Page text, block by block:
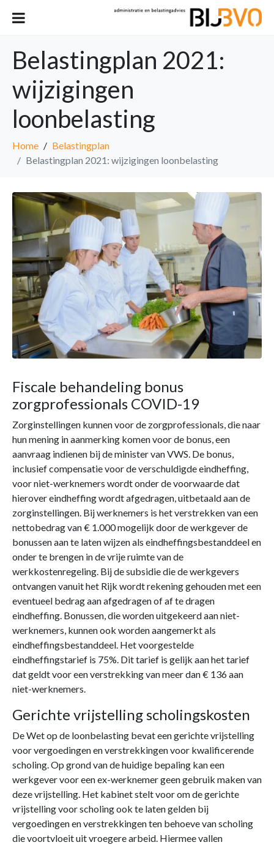
Belastingplan 2021:
wijzigingen
loonbelasting
Home
Belastingplan
Belastingplan 2021: wijzigingen loonbelasting
Fiscale behandeling bonus
zorgprofessionals COVID-19
Zorginstellingen kunnen voor de zorgprofessionals, die naar
hun mening in aanmerking komen voor de bonus, een
aanvraag indienen bij de minister van VWS. De bonus,
inclusief compensatie voor de verschuldigde eindheffing,
voor niet-werknemers wordt onder de voorwaarde dat
hierover eindheffing wordt afgedragen, uitbetaald aan de
zorginstellingen. Bij werknemers is het verstrekken van een
nettobedrag van € 1.000 mogelijk door de werkgever de
bonussen aan te laten wijzen als eindheffingsbestanddeel en
onder te brengen in de vrije ruimte van de
werkkostenregeling. Bij de subsidie die de werkgevers
ontvangen vanuit het Rijk wordt rekening gehouden met een
eventueel bedrag aan afgedragen of af te dragen
eindheffing. Bonussen, die worden uitgekeerd aan niet-
werknemers, kunnen ook worden aangemerkt als
eindheffingsbestanddeel. Het voorgestelde
eindheffingstarief is 75%. Dit tarief is gelijk aan het tarief
dat geldt voor een verstrekking van meer dan € 136 aan
niet-werknemers.
Gerichte vrijstelling scholingskosten
De Wet op de loonbelasting bevat een gerichte vrijstelling
voor vergoedingen en verstrekkingen voor kwalificerende
scholing. Op grond van de huidige bepaling kan een
werkgever voor een ex-werknemer geen gebruik maken van
deze vrijstelling. Het kabinet stelt voor om de gerichte
vrijstelling voor scholing ook te laten gelden bij
vergoedingen en verstrekkingen ten behoeve van scholing
die voortvloeit uit vroegere arbeid. Hiermee vallen